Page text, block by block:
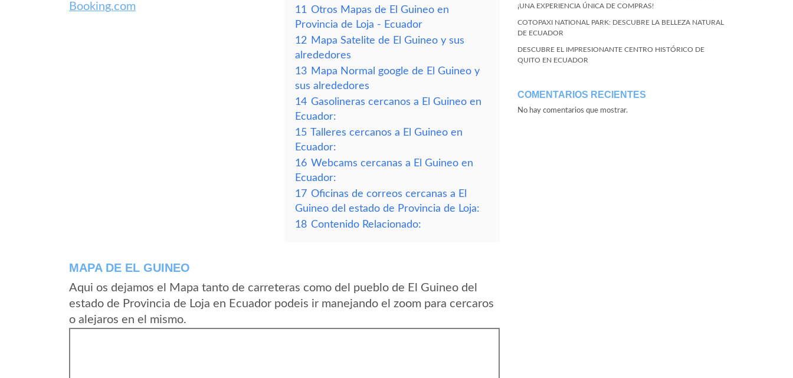
Booking.com
11 Otros Mapas de El Guineo en
Provincia de Loja - Ecuador
12 Mapa Satelite de El Guineo y sus
alrededores
13 Mapa Normal google de El Guineo y
sus alrededores
14 Gasolineras cercanos a El Guineo en
Ecuador:
15 Talleres cercanos a El Guineo en
Ecuador:
16 Webcams cercanas a El Guineo en
Ecuador:
17 Oficinas de correos cercanas a El
Guineo del estado de Provincia de Loja:
18 Contenido Relacionado:
MAPA DE EL GUINEO
Aqui os dejamos el Mapa tanto de carreteras como del pueblo de El Guineo del
estado de Provincia de Loja en Ecuador podeis ir manejando el zoom para cercaros
o alejaros en el mismo.
¡UNA EXPERIENCIA ÚNICA DE COMPRAS!
COTOPAXI NATIONAL PARK: DESCUBRE LA BELLEZA NATURAL
DE ECUADOR
DESCUBRE EL IMPRESIONANTE CENTRO HISTÓRICO DE
QUITO EN ECUADOR
COMENTARIOS RECIENTES
No hay comentarios que mostrar.